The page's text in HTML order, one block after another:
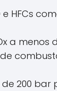
e HFCs
a menos
200 bar